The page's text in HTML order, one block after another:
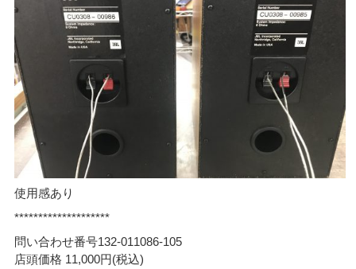
使用感あり
********************
問い合わせ番号132-011086-105
店頭価格 11,000円(税込)